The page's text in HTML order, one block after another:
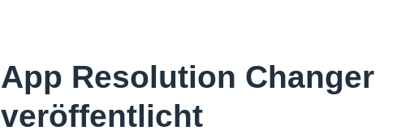
App Resolution Changer
veröffentlicht